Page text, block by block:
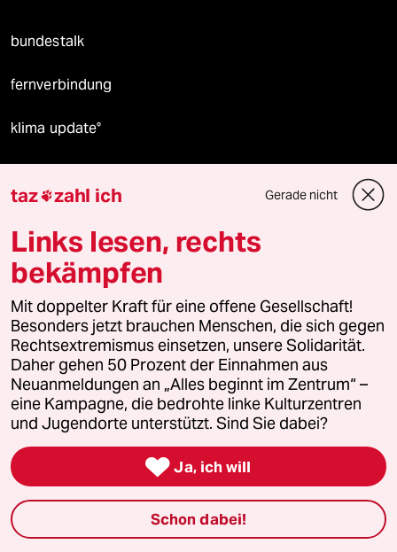
bundestalk
fernverbindung
klima update°
reingehen
Newsletter
team zukunft
taz frisch
taz zahl ich
taz lab Infobrief
taz zahl ich Gerade nicht
Links lesen, rechts
bekämpfen
Mit doppelter Kraft für eine offene Gesellschaft!
Besonders jetzt brauchen Menschen, die sich gegen
Rechtsextremismus einsetzen, unsere Solidarität.
Daher gehen 50 Prozent der Einnahmen aus
Neuanmeldungen an „Alles beginnt im Zentrum“ –
eine Kampagne, die bedrohte linke Kulturzentren
und Jugendorte unterstützt. Sind Sie dabei?
 Ja, ich will
Schon dabei!